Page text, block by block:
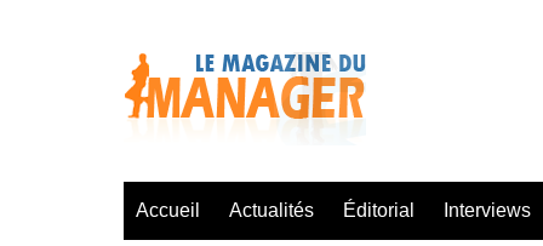
Accueil Actualités Éditorial Interviews